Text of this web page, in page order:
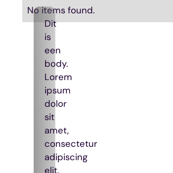
No items found.
Dit
is
een
body.
Lorem
ipsum
dolor
sit
amet,
consectetur
adipiscing
elit.